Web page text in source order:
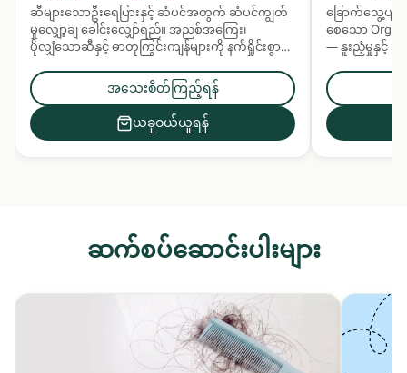
ဆီများသောဦးရေပြားနှင့် ဆံပင်အတွက် ဆံပင်ကျွတ်
မှုလျှော့ချ ခေါင်းလျှော်ရည်။ အညစ်အကြေး၊
ပိုလျှံသောဆီနှင့် ဓာတုကြွင်းကျန်များကို နက်ရှိုင်းစွာ
ဦးရေပြားနှင့် ဆံပင်ကို အာဟာရဖြည့်ပေးသည်။
အသေးစိတ်ကြည့်ရန်
ယခုဝယ်ယူရန်
ခြောက်သွေ့ပ
စေသော
— နူးညံ့မှုနှင့်
ပေးသည်။ ဆံပင်
အတွက် နေ့စဉ်
ဆက်စပ်ဆောင်းပါးများ